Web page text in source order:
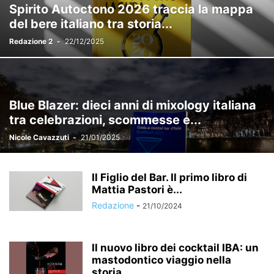
VIDEO, PODCAST E INTERVISTE VINI E SPUMANTI
Spirito Autoctono 2026 traccia la mappa
del bere italiano tra storia...
Redazione 2 - 22/12/2025
Blue Blazer: dieci anni di mixology italiana
tra celebrazioni, scommesse e...
Nicole Cavazzuti - 21/01/2025
Il Figlio del Bar. Il primo libro di
Mattia Pastori è...
Redazione - 21/10/2024
Il nuovo libro dei cocktail IBA: un
mastodontico viaggio nella